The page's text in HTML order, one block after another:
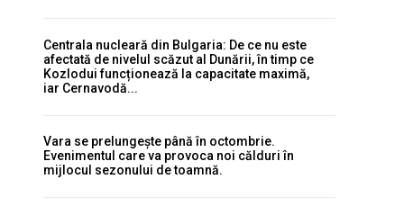
Centrala nucleară din Bulgaria: De ce nu este
afectată de nivelul scăzut al Dunării, în timp ce
Kozlodui funcționează la capacitate maximă,
iar Cernavodă...
Vara se prelungește până în octombrie.
Evenimentul care va provoca noi călduri în
mijlocul sezonului de toamnă.